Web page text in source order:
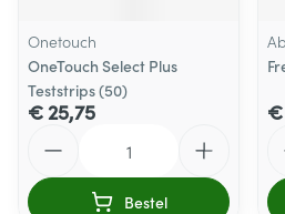
Onetouch
OneTouch Select Plus
Teststrips (50)
€ 25,75
Bestel
€